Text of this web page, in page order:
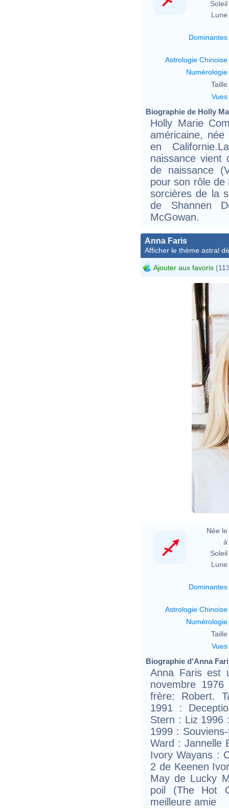
Soleil
Lune
Dominantes
Astrologie Chinoise
Numérologie
Taille
Vues
Biographie de Holly
Holly Marie
américaine,
en
naissance
de naissance
pour son rôle
sorcières de la
de Shannen
McGowan.
Anna Faris
Afficher le thème astral
Ajouter aux favoris
Née le
à
Soleil
Lune
Dominantes
Astrologie Chinoise
Numérologie
Taille
Vues
Biographie d'Anna
Anna Faris est
novembre
frère: Robert.
1991 :
Stern : Liz 1996
1999 :
Ward : Jannelle
Ivory Wayans :
2 de Keenen
May de Lucky
poil (The Hot
meilleure amie